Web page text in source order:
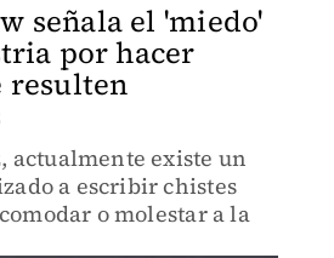
señala el 'miedo'
por hacer
resulten
actualmente existe un
a escribir chistes
o molestar a la